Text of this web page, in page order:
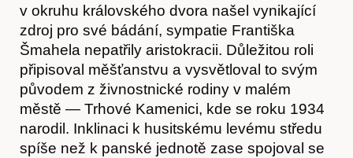
v okruhu královského dvora našel vynikající
zdroj pro své bádání, sympatie Františka
Šmahela nepatřily aristokracii. Důležitou roli
připisoval měšťanstvu a vysvětloval to svým
původem z živnostnické rodiny v malém
městě — Trhové Kamenici, kde se roku 1934
narodil. Inklinaci k husitskému levému středu
spíše než k panské jednotě zase spojoval se